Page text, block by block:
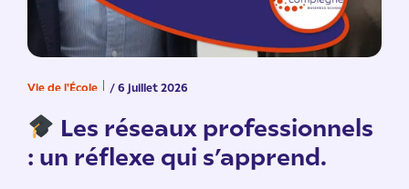
Vie de l'École / 6 juillet 2026
Les réseaux professionnels
: un réflexe qui s’apprend.